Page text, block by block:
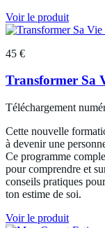
Voir le produit
45 €
Transformer Sa
Téléchargement
Cette nouvelle
à devenir une
Ce programme
pour comprendre et
conseils pratiques
ton estime de soi.
Voir le produit